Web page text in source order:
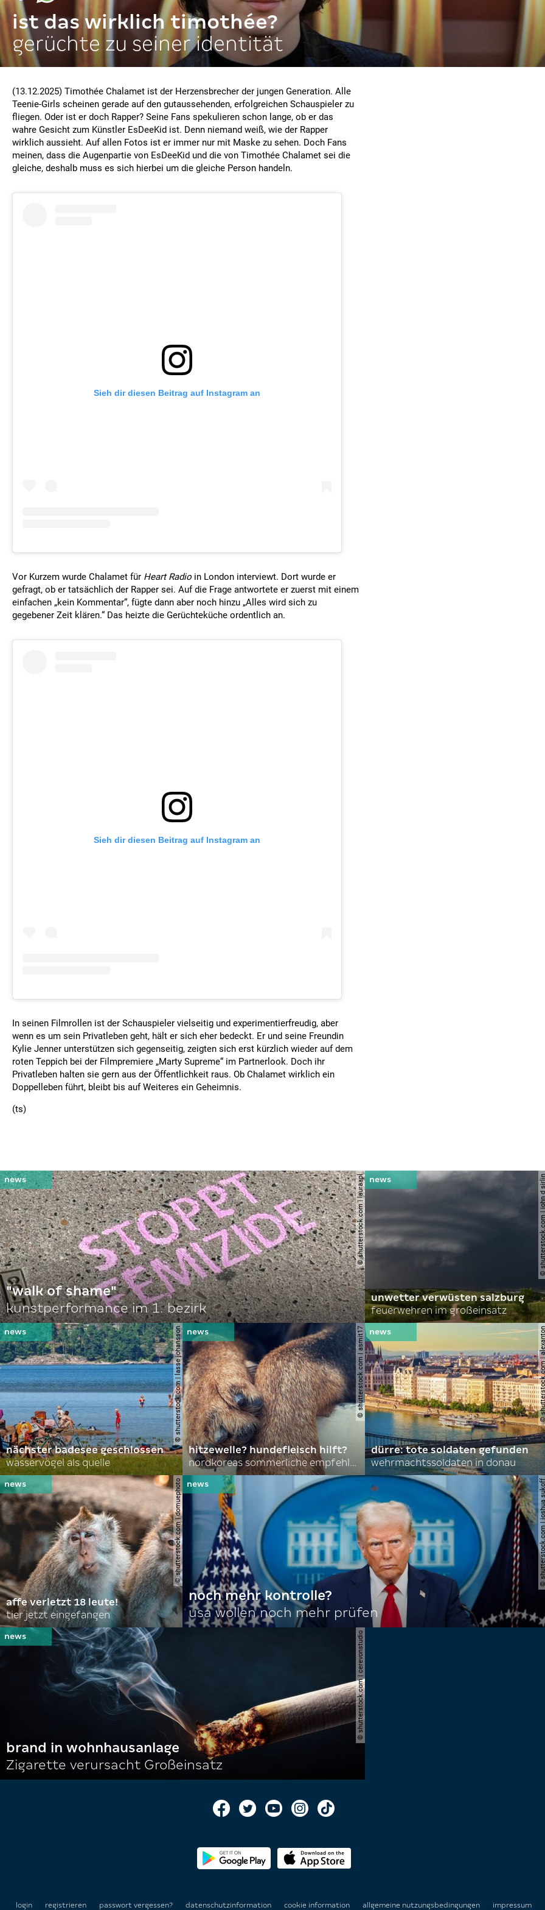
ist das wirklich timothée?
gerüchte zu seiner identität
(13.12.2025) Timothée Chalamet ist der Herzensbrecher der jungen Generation. Alle
Teenie-Girls scheinen gerade auf den gutaussehenden, erfolgreichen Schauspieler zu
fliegen. Oder ist er doch Rapper? Seine Fans spekulieren schon lange, ob er das
wahre Gesicht zum Künstler EsDeeKid ist. Denn niemand weiß, wie der Rapper
wirklich aussieht. Auf allen Fotos ist er immer nur mit Maske zu sehen. Doch Fans
meinen, dass die Augenpartie von EsDeeKid und die von Timothée Chalamet sei die
gleiche, deshalb muss es sich hierbei um die gleiche Person handeln.
Sieh dir diesen Beitrag auf Instagram an
Vor Kurzem wurde Chalamet für Heart Radio in London interviewt. Dort wurde er
gefragt, ob er tatsächlich der Rapper sei. Auf die Frage antwortete er zuerst mit einem
einfachen „kein Kommentar“, fügte dann aber noch hinzu „Alles wird sich zu
gegebener Zeit klären.“ Das heizte die Gerüchteküche ordentlich an.
Sieh dir diesen Beitrag auf Instagram an
In seinen Filmrollen ist der Schauspieler vielseitig und experimentierfreudig, aber
wenn es um sein Privatleben geht, hält er sich eher bedeckt. Er und seine Freundin
Kylie Jenner unterstützen sich gegenseitig, zeigten sich erst kürzlich wieder auf dem
roten Teppich bei der Filmpremiere „Marty Supreme“ im Partnerlook. Doch ihr
Privatleben halten sie gern aus der Öffentlichkeit raus. Ob Chalamet wirklich ein
Doppelleben führt, bleibt bis auf Weiteres ein Geheimnis.
(ts)
© shutterstock.com | lauraapl
"walk of shame"
kunstperformance im 1. bezirk
©
unwetter verwüsten salzburg
feuerwehren im großeinsatz
© shutterstock.com | lasse johansson
nächster badesee geschlossen
wasservögel als quelle
© shutterstock.com | asmit17
hitzewelle? hundefleisch hilft?
nordkoreas sommerliche empfehlungen
©
dürre: tote soldaten gefunden
wehrmachtssoldaten in donau
© shutterstock.com | domuephoto
affe verletzt 18 leute!
tier jetzt eingefangen
©
noch mehr kontrolle?
usa wollen noch mehr prüfen
© shutterstock.com | cerevonstudio
brand in wohnhausanlage
Zigarette verursacht Großeinsatz
login registrieren passwort vergessen? datenschutzinformation cookie information allgemeine nutzungsbedingungen impressum